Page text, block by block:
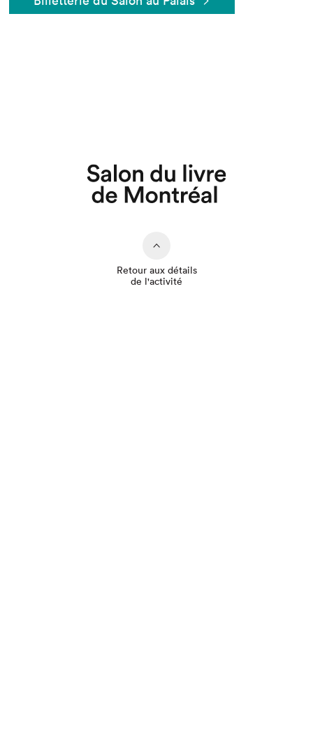
Retour aux détails
de l'activité